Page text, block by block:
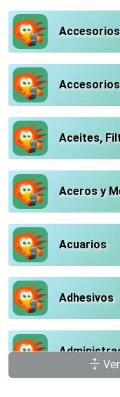
Aceites,
Aceros y
Acuarios
Adhesivos